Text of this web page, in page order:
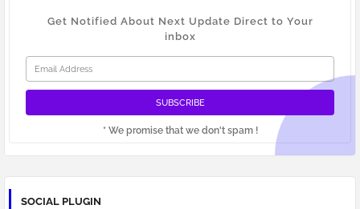
Get Notified About Next Update Direct to Your
inbox
* We promise that we don't spam !
SOCIAL PLUGIN